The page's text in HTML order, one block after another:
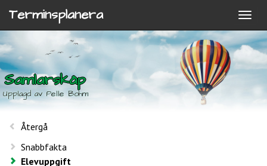
Terminsplanera
Samlarskåp
Upplagd av Pelle Bohm
Återgå
Snabbfakta
Elevuppgift